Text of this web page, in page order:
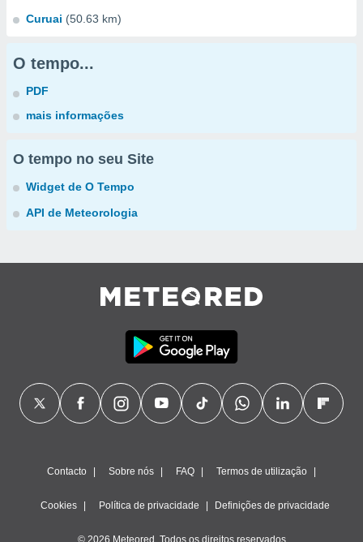
Curuai (50.63 km)
O tempo...
PDF
mais informações
O tempo no seu Site
Widget de O Tempo
API de Meteorologia
Contacto Sobre nós FAQ Termos de utilização
Cookies Política de privacidade Definições de privacidade
© 2026 Meteored. Todos os direitos reservados